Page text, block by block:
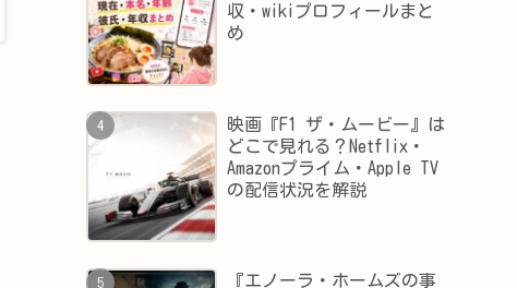
収・wikiプロフィールまと
め
映画『F1 ザ・ムービー』は
どこで見れる？Netflix・
Amazonプライム・Apple TV
の配信状況を解説
『エノーラ・ホームズの事